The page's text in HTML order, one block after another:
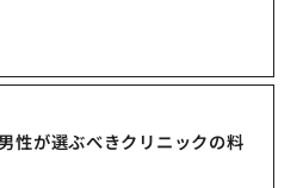
性が選ぶべきクリニックの料